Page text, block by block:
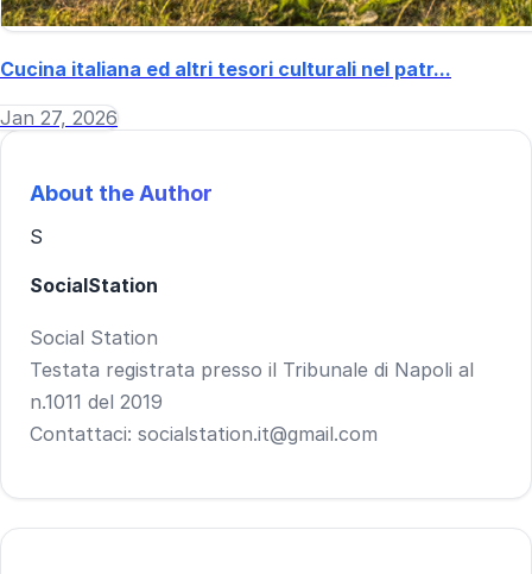
Cucina italiana ed altri tesori culturali nel patr...
Jan 27, 2026
About the Author
S
SocialStation
Social Station
Testata registrata presso il Tribunale di Napoli al
n.1011 del 2019
Contattaci: socialstation.it@gmail.com